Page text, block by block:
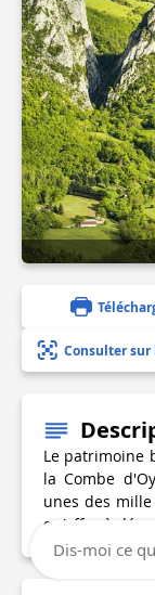
Consulter
Le patrimoine
la Combe
unes des
qu'offre à
Dis-moi ce